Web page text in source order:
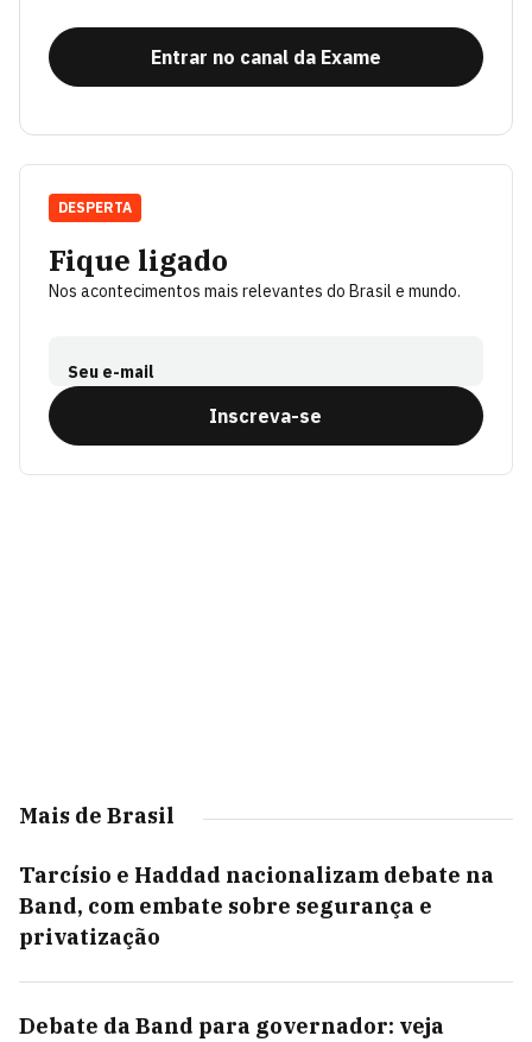
Entrar no canal da Exame
Fique ligado
Nos acontecimentos mais relevantes do Brasil e mundo.
Seu e-mail
Inscreva-se
DESPERTA
Mais de Brasil
Tarcísio e Haddad nacionalizam debate na
Band, com embate sobre segurança e
privatização
Debate da Band para governador: veja